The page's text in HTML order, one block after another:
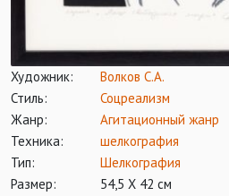
Художник:
Волков С.А.
Стиль:
Соцреализм
Жанр:
Агитационный жанр
Техника:
шелкография
Тип:
Шелкография
Размер:
54,5 Х 42 см